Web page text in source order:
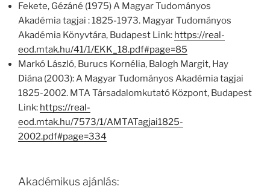
Fekete, Gézáné (1975) A Magyar Tudományos
Akadémia tagjai : 1825-1973. Magyar Tudományos
Akadémia Könyvtára, Budapest Link: https://real-
eod.mtak.hu/41/1/EKK_18.pdf#page=85
Markó László, Burucs Kornélia, Balogh Margit, Hay
Diána (2003): A Magyar Tudományos Akadémia tagjai
1825-2002. MTA Társadalomkutató Központ, Budapest
Link: https://real-
eod.mtak.hu/7573/1/AMTATagjai1825-
2002.pdf#page=334
Akadémikus ajánlás: